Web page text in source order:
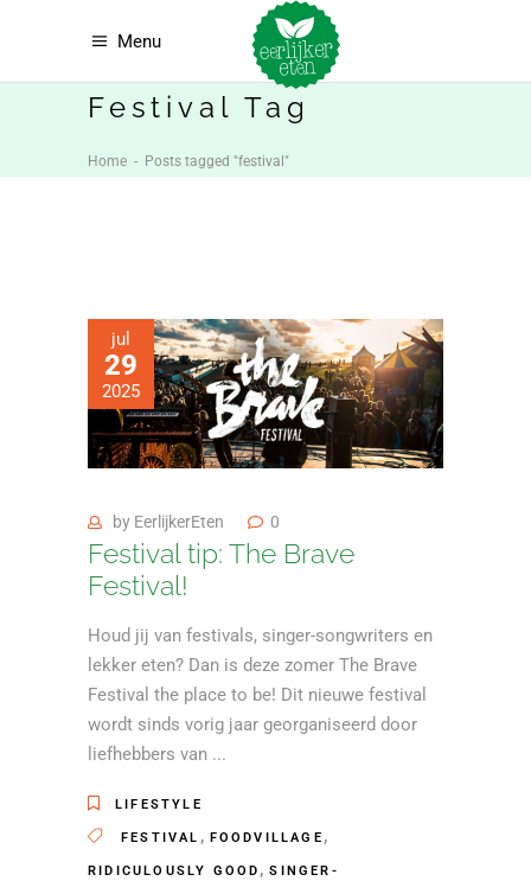
Menu
Festival Tag
Home - Posts tagged "festival"
jul
29
2025
by EerlijkerEten 0
Festival tip: The Brave
Festival!
Houd jij van festivals, singer-songwriters en
lekker eten? Dan is deze zomer The Brave
Festival the place to be! Dit nieuwe festival
wordt sinds vorig jaar georganiseerd door
liefhebbers van
LIFESTYLE
FESTIVAL , FOODVILLAGE ,
RIDICULOUSLY GOOD ,SINGER-